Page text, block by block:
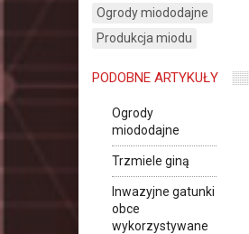
Ogrody miododajne
Produkcja miodu
PODOBNE ARTYKUŁY
Ogrody
miododajne
Trzmiele giną
Inwazyjne gatunki
obce
wykorzystywane